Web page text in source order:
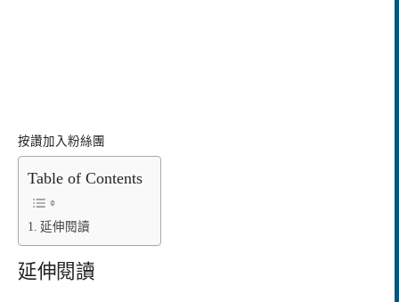
按讚加入粉絲團
Table of Contents
延伸閱讀
延伸閱讀